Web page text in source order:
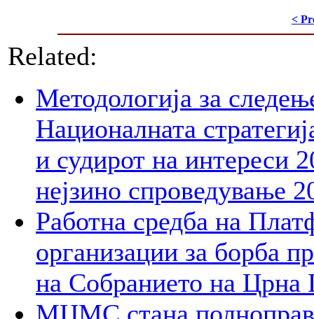
<
Related:
Методологија за
Националната
и судирот на интереси
нејзино спроведување
Работна средба на
организации за борба
на Собранието на Црна